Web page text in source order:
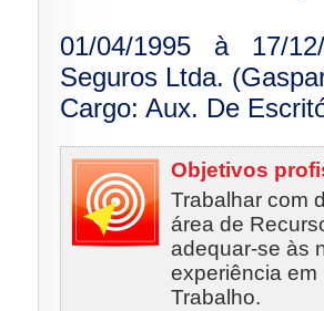
01/04/1995 à 17/
Seguros Ltda.
Cargo: Aux. De
Objetivos
Trabalhar com
área de
adequar-se às
experiência em
Trabalho.